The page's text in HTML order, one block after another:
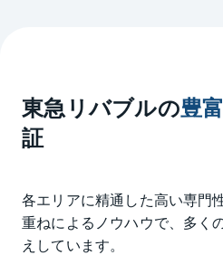
東急リバブルの豊
証
各エリアに精通した高い専門
重ねによるノウハウで、多く
えしています。